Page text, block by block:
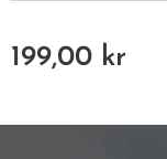
199,00 kr